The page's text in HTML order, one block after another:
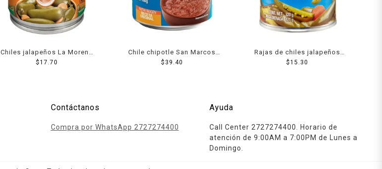
Chiles jalapeños La Morena
en escabeche 200 g
$17.70
Chile chipotle San Marcos
molido en adobo 215 g
$ 39.40
Rajas de chiles jalapeños
Clemente Jacques en
$15.30
Contáctanos
Compra por WhatsApp 2727274400
Ayuda
Call Center 2727274400. Horario de
atención de 9:00AM a 7:00PM de Lunes a
Domingo.